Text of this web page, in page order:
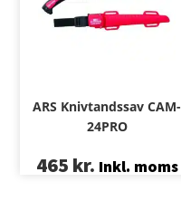
ARS Knivtandssav CAM-
24PRO
465 kr. Inkl. moms